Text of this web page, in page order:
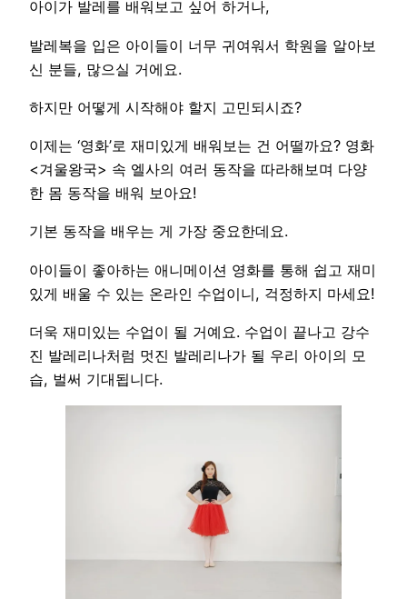
아이가 발레를 배워보고 싶어 하거나,
발레복을 입은 아이들이 너무 귀여워서 학원을 알아보
신 분들, 많으실 거에요.
하지만 어떻게 시작해야 할지 고민되시죠?
이제는 ‘영화’로 재미있게 배워보는 건 어떨까요? 영화
<겨울왕국> 속 엘사의 여러 동작을 따라해보며 다양
한 몸 동작을 배워 보아요!
기본 동작을 배우는 게 가장 중요한데요.
아이들이 좋아하는 애니메이션 영화를 통해 쉽고 재미
있게 배울 수 있는 온라인 수업이니, 걱정하지 마세요!
더욱 재미있는 수업이 될 거예요. 수업이 끝나고 강수
진 발레리나처럼 멋진 발레리나가 될 우리 아이의 모
습, 벌써 기대됩니다.